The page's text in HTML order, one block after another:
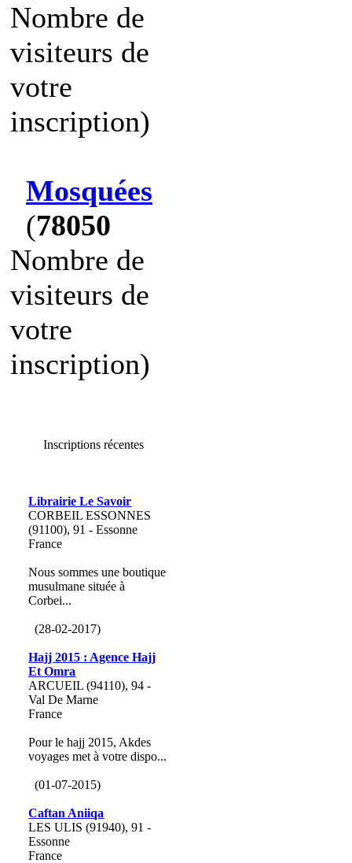
Nombre de
visiteurs de
votre
inscription)
Mosquées
(78050
Nombre de
visiteurs de
votre
inscription)
Inscriptions récentes
Librairie Le Savoir
CORBEIL ESSONNES
(91100), 91 - Essonne
France
Nous sommes une boutique
musulmane située à
Corbei...
(28-02-2017)
Hajj 2015 : Agence Hajj
Et Omra
ARCUEIL (94110), 94 -
Val De Marne
France
Pour le hajj 2015, Akdes
voyages met à votre dispo...
(01-07-2015)
Caftan Aniiqa
LES ULIS (91940), 91 -
Essonne
France